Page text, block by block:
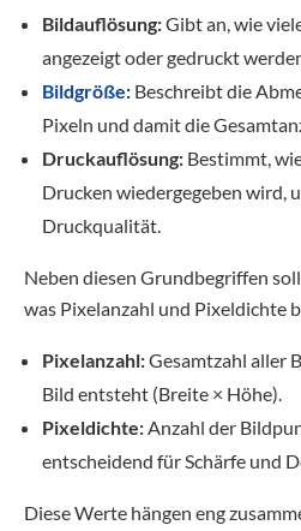
Bildauflösung:Gibt an, wie
angezeigt oder gedruckt
Bildgröße: Beschreibt die
Pixeln und damit die
Druckauflösung: Bestimmt,
Drucken wiedergegeben wird,
Druckqualität.
Neben diesen Grundbegriffen
was Pixelanzahl und Pixeldichte
Pixelanzahl:Gesamtzahl aller
Bild entsteht (Breite × Höhe).
Pixeldichte:Anzahl der
entscheidend für Schärfe und
Diese Werte hängen eng